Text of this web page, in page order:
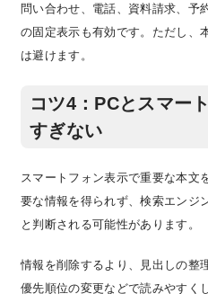
問い合わせ、電話、資料請求、予
の固定表示も有効です。ただし、
は避けます。
コツ4：PCとスマー
すぎない
スマートフォン表示で重要な本文
要な情報を得られず、検索エンジ
と判断される可能性があります。
情報を削除するより、見出しの整
優先順位の変更などで読みやすく